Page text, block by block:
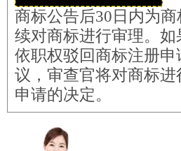
商标公告后30日内为
续对商标进行审理。
依职权驳回商标注册
议，审查官将对商标
申请的决定。